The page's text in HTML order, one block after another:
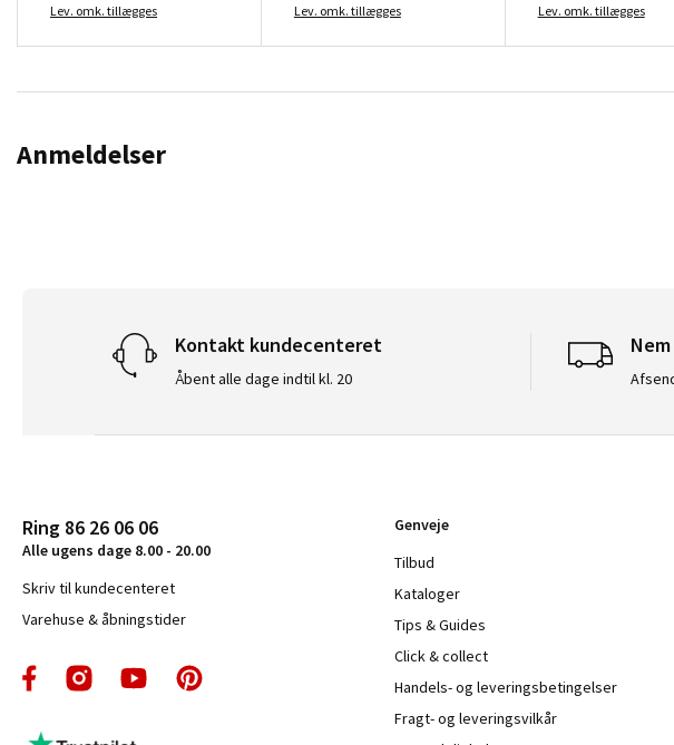
Lev. omk. tillægges Lev. omk. tillægges Lev. omk. tillægges
Anmeldelser
Kontakt kundecenteret
Åbent alle dage indtil kl. 20
Ring 86 26 06 06
Alle ugens dage 8.00 - 20.00
Skriv til kundecenteret
Varehuse & åbningstider
Genveje
Tilbud
Kataloger
Tips & Guides
Click & collect
Handels- og leveringsbetingelser
Fragt- og leveringsvilkår